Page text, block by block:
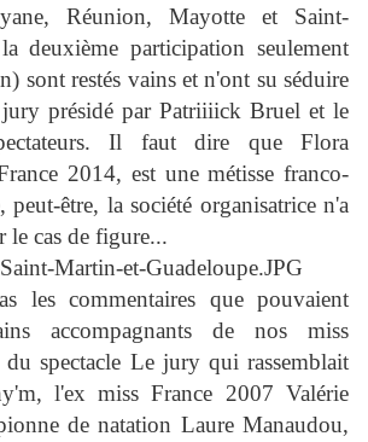
Réunion, Mayotte et Saint-
deuxième participation seulement
sont restés vains et n'ont su séduire
présidé par Patriiiick Bruel et le
Il faut dire que Flora
2014, est une métisse franco-
peut-être, la société organisatrice n'a
le cas de figure...
les commentaires que pouvaient
accompagnants de nos miss
du spectacle Le jury qui rassemblait
l'ex miss France 2007 Valérie
de natation Laure Manaudou,